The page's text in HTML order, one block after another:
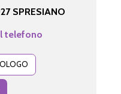
SPRESIANO
telefono